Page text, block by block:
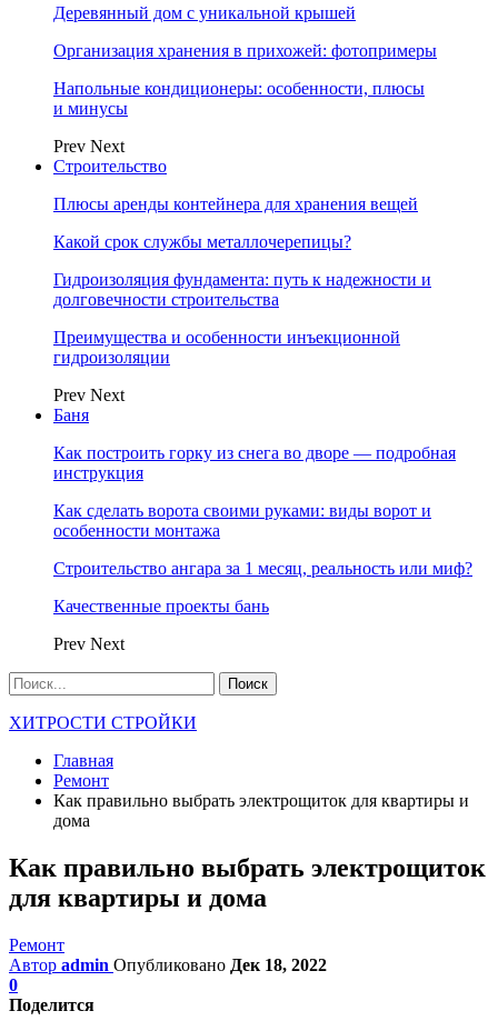
Деревянный дом с уникальной крышей
Организация хранения в прихожей: фотопримеры
Напольные кондиционеры: особенности, плюсы
и минусы
Prev Next
Строительство
Плюсы аренды контейнера для хранения вещей
Какой срок службы металлочерепицы?
Гидроизоляция фундамента: путь к надежности и
долговечности строительства
Преимущества и особенности инъекционной
гидроизоляции
Prev Next
Баня
Как построить горку из снега во дворе — подробная
инструкция
Как сделать ворота своими руками: виды ворот и
особенности монтажа
Строительство ангара за 1 месяц, реальность или миф?
Качественные проекты бань
Prev Next
ХИТРОСТИ СТРОЙКИ
Главная
Ремонт
Как правильно выбрать электрощиток для квартиры и
дома
Как правильно выбрать электрощиток
для квартиры и дома
Ремонт
Автор admin Опубликовано Дек 18, 2022
0
Поделится